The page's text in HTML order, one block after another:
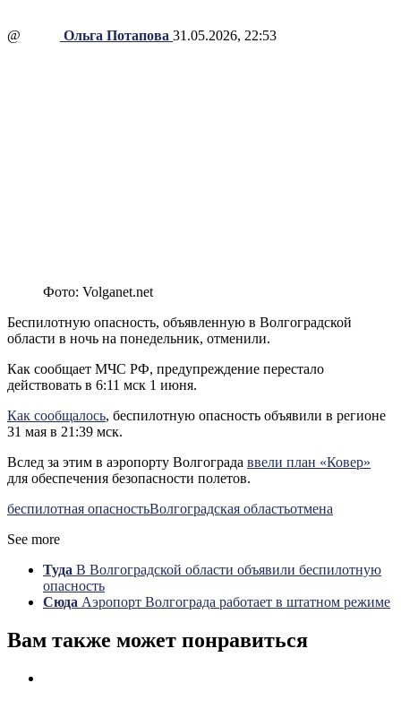
@ Ольга Потапова 31.05.2026, 22:53
Фото: Volganet.net
Беспилотную опасность, объявленную в Волгоградской
области в ночь на понедельник, отменили.
Как сообщает МЧС РФ, предупреждение перестало
действовать в 6:11 мск 1 июня.
Как сообщалось, беспилотную опасность объявили в регионе
31 мая в 21:39 мск.
Вслед за этим в аэропорту Волгограда ввели план «Ковер»
для обеспечения безопасности полетов.
беспилотная опасностьВолгоградская областьотмена
See more
Туда В Волгоградской области объявили беспилотную
опасность
Сюда Аэропорт Волгограда работает в штатном режиме
Вам также может понравиться